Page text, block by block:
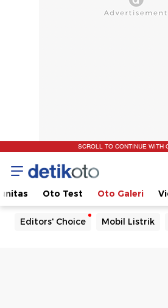
SCROLL TO CONTINUE WITH
Oto Test Oto Galeri
Editors' Choice Mobil Listrik